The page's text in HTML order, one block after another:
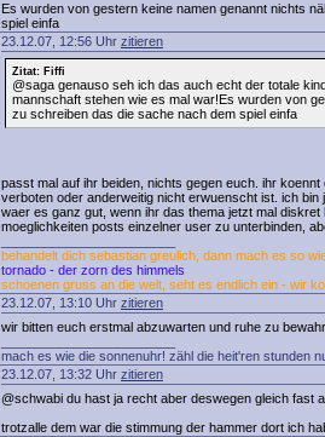
Es wurden von gestern keine namen genannt nichts
spiel einfa
23.12.07, 12:56 Uhr zitieren
Zitat: Fiffi
@saga genauso seh ich das auch echt der totale
mannschaft stehen wie es mal war!Es wurden von
zu schreiben das die sache nach dem spiel einfa
passt mal auf ihr beiden, nichts gegen euch. ihr
verboten oder anderweitig nicht erwuenscht ist. ich
waer es ganz gut, wenn ihr das thema jetzt mal
moeglichkeiten posts einzelner user zu unterbinden,
behandelt dich sebastian greulich, dann mach es so
tornado - der zorn des himmels
schoenen gruss an die welt, seht es endlich ein - wir
23.12.07, 13:10 Uhr zitieren
wir bitten euch erstmal abzuwarten und ruhe zu
mach es wie die sonnenuhr! zähl die heit'ren stunden
23.12.07, 13:32 Uhr zitieren
@schwabi du hast ja recht aber deswegen gleich fast
trotzalle dem war die stimmung der hammer dort ich